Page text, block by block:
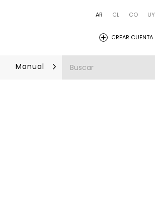
AR CL CO UY
CREAR CUENTA
Manual Ceramistas